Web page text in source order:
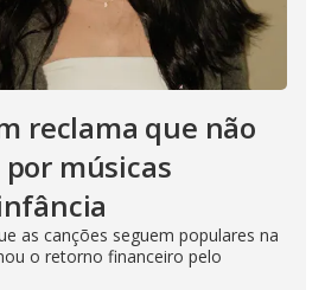
reclama que não
músicas
as canções seguem populares na
o retorno financeiro pelo